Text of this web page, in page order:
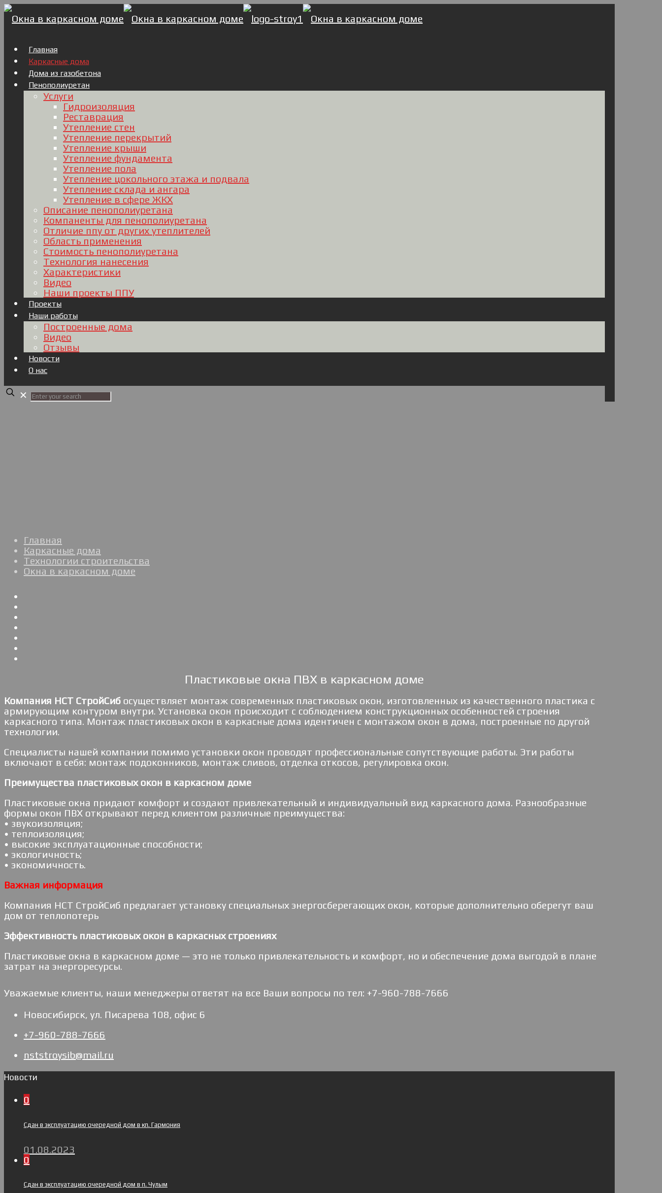
Главная
Каркасные дома
Дома из газобетона
Пенополиуретан
Услуги
Гидроизоляция
Реставрация
Утепление стен
Утепление перекрытий
Утепление крыши
Утепление фундамента
Утепление пола
Утепление цокольного этажа и подвала
Утепление склада и ангара
Утепление в сфере ЖКХ
Описание пенополиуретана
Компаненты для пенополиуретана
Отличие ппу от других утеплителей
Область применения
Стоимость пенополиуретана
Технология нанесения
Характеристики
Видео
Наши проекты ППУ
Проекты
Наши работы
Построенные дома
Видео
Отзывы
Новости
О нас
✕
Главная
Каркасные дома
Технологии строительства
Окна в каркасном доме
Пластиковые окна ПВХ в каркасном доме
Компания НСТ СтройСиб осуществляет монтаж современных пластиковых окон, изготовленных из качественного пластика с
армирующим контуром внутри. Установка окон происходит с соблюдением конструкционных особенностей строения
каркасного типа. Монтаж пластиковых окон в каркасные дома идентичен с монтажом окон в дома, построенные по другой
технологии.
Специалисты нашей компании помимо установки окон проводят профессиональные сопутствующие работы. Эти работы
включают в себя: монтаж подоконников, монтаж сливов, отделка откосов, регулировка окон.
Преимущества пластиковых окон в каркасном доме
Пластиковые окна придают комфорт и создают привлекательный и индивидуальный вид каркасного дома. Разнообразные
формы окон ПВХ открывают перед клиентом различные преимущества:
• звукоизоляция;
• теплоизоляция;
• высокие эксплуатационные способности;
• экологичность;
• экономичность.
Важная информация
Компания НСТ СтройСиб предлагает установку специальных энергосберегающих окон, которые дополнительно оберегут ваш
дом от теплопотерь
Эффективность пластиковых окон в каркасных строениях
Пластиковые окна в каркасном доме — это не только привлекательность и комфорт, но и обеспечение дома выгодой в плане
затрат на энергоресурсы.
Уважаемые клиенты, наши менеджеры ответят на все Ваши вопросы по тел: +7-960-788-7666
Новосибирск, ул. Писарева 108, офис 6
+7-960-788-7666
nststroysib@mail.ru
Новости
0
Сдан в эксплуатацию очередной дом в кп. Гармония
01.08.2023
0
Сдан в эксплуатацию очередной дом в п. Чулым